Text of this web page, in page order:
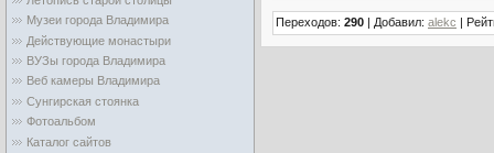
Музеи города Владимира
Действующие монастыри
ВУЗы города Владимира
Веб камеры Владимира
Сунгирская стоянка
Фотоальбом
Каталог сайтов
Переходов: 290 | Добавил: alekc |